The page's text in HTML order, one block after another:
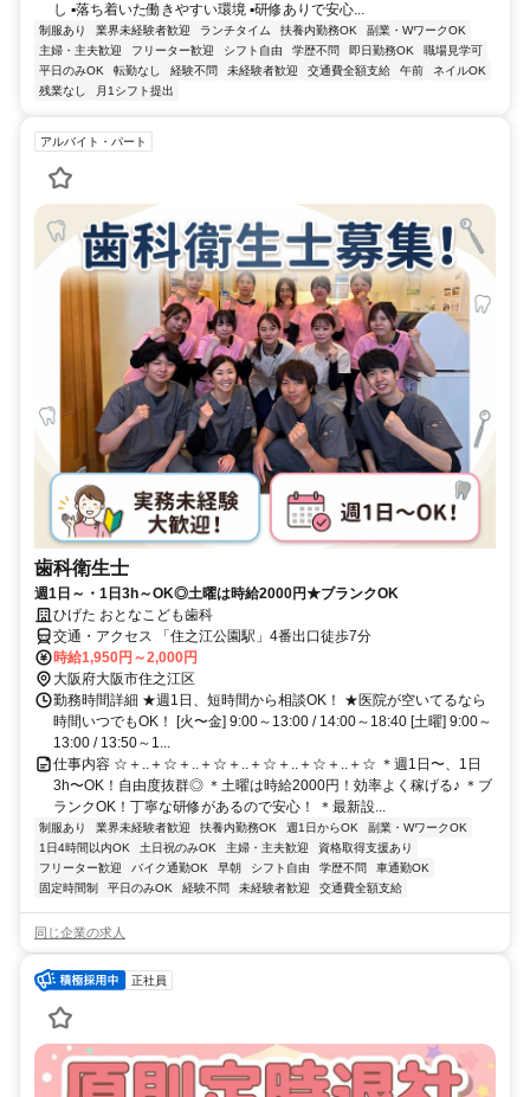
し ▪️落ち着いた働きやすい環境 ▪️研修ありで安心...
制服あり 業界未経験者歓迎 ランチタイム 扶養内勤務OK
副業・WワークOK
主婦・主夫歓迎
フリーター歓迎 シフト自由 学歴不問 即日勤務OK
職場見学可
平日のみOK
転勤なし 経験不問 未経験者歓迎 交通費全額支給 午前
ネイルOK
残業なし
月1シフト提出
アルバイト・パート
歯科衛生士
週1日～・1日3h～OK◎土曜は時給2000円★ブランクOK
ひげた おとなこども歯科
交通・アクセス 「住之江公園駅」4番出口徒歩7分
時給1,950円～2,000円
大阪府大阪市住之江区
勤務時間詳細 ★週1日、短時間から相談OK！ ★医院が空いてるなら
時間いつでもOK！ [火〜金] 9:00～13:00 / 14:00～18:40 [土曜] 9:00～
13:00 / 13:50～1...
仕事内容 ☆＋..＋☆＋..＋☆＋..＋☆＋..＋☆＋..＋☆ ＊週1日〜、1日
3h〜OK！自由度抜群◎ ＊土曜は時給2000円！効率よく稼げる♪ ＊ブ
ランクOK！丁寧な研修があるので安心！ ＊最新設...
制服あり 業界未経験者歓迎 扶養内勤務OK 週1日からOK
副業・WワークOK
1日4時間以内OK
土日祝のみOK 主婦・主夫歓迎
資格取得支援あり
フリーター歓迎
バイク通勤OK 早朝 シフト自由 学歴不問
車通勤OK
固定時間制
平日のみOK 経験不問 未経験者歓迎 交通費全額支給
同じ企業の求人
正社員